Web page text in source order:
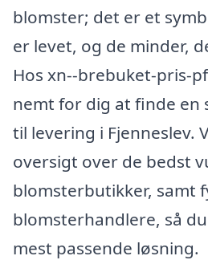
blomster; det er et
er levet, og de minder,
Hos xn--brebuket-pris-
nemt for dig at finde en
til levering i Fjenneslev.
oversigt over de bedst
blomsterbutikker, samt
blomsterhandlere, så
mest passende løsning.